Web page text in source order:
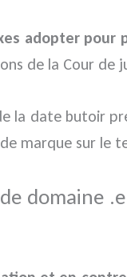
adopter
de la Cour de
la date butoir
marque sur le
domaine